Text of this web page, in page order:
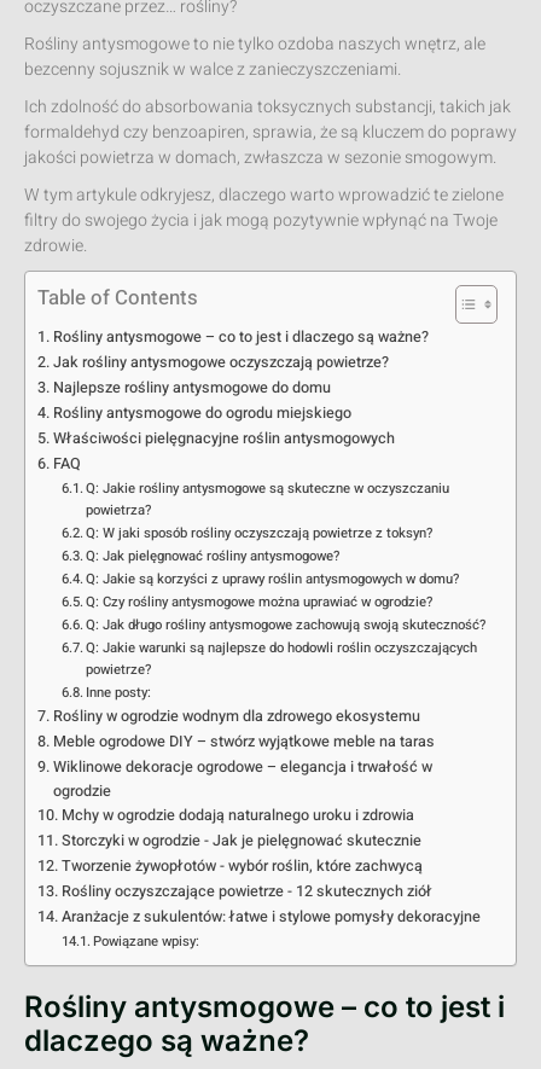
oczyszczane przez… rośliny?
Rośliny antysmogowe to nie tylko ozdoba naszych wnętrz, ale
bezcenny sojusznik w walce z zanieczyszczeniami.
Ich zdolność do absorbowania toksycznych substancji, takich jak
formaldehyd czy benzoapiren, sprawia, że są kluczem do poprawy
jakości powietrza w domach, zwłaszcza w sezonie smogowym.
W tym artykule odkryjesz, dlaczego warto wprowadzić te zielone
filtry do swojego życia i jak mogą pozytywnie wpłynąć na Twoje
zdrowie.
Table of Contents
Rośliny antysmogowe – co to jest i dlaczego są ważne?
Jak rośliny antysmogowe oczyszczają powietrze?
Najlepsze rośliny antysmogowe do domu
Rośliny antysmogowe do ogrodu miejskiego
Właściwości pielęgnacyjne roślin antysmogowych
FAQ
Q: Jakie rośliny antysmogowe są skuteczne w oczyszczaniu
powietrza?
Q: W jaki sposób rośliny oczyszczają powietrze z toksyn?
Q: Jak pielęgnować rośliny antysmogowe?
Q: Jakie są korzyści z uprawy roślin antysmogowych w domu?
Q: Czy rośliny antysmogowe można uprawiać w ogrodzie?
Q: Jak długo rośliny antysmogowe zachowują swoją skuteczność?
Q: Jakie warunki są najlepsze do hodowli roślin oczyszczających
powietrze?
Inne posty:
Rośliny w ogrodzie wodnym dla zdrowego ekosystemu
Meble ogrodowe DIY – stwórz wyjątkowe meble na taras
Wiklinowe dekoracje ogrodowe – elegancja i trwałość w
ogrodzie
Mchy w ogrodzie dodają naturalnego uroku i zdrowia
Storczyki w ogrodzie - Jak je pielęgnować skutecznie
Tworzenie żywopłotów - wybór roślin, które zachwycą
Rośliny oczyszczające powietrze - 12 skutecznych ziół
Aranżacje z sukulentów: łatwe i stylowe pomysły dekoracyjne
Powiązane wpisy:
Rośliny antysmogowe – co to jest i
dlaczego są ważne?